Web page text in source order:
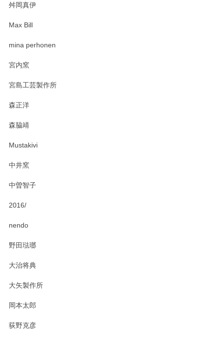
おかけしました。 ありがとうございます。
舛岡真伊
Max Bill
mina perhonen
宮内窯
宮島工芸製作所
森正洋
森脇靖
Mustakivi
中井窯
中曽智子
2016/
nendo
野田琺瑯
大治将典
大矢製作所
岡本太郎
荻野克彦